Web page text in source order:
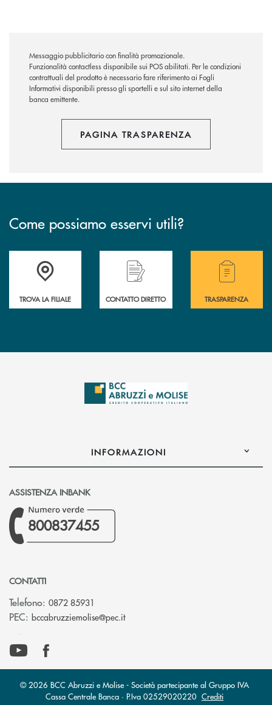
Messaggio pubblicitario con finalità promozionale.
Funzionalità contactless disponibile sui POS abilitati. Per le condizioni
contrattuali del prodotto è necessario fare riferimento ai Fogli
Informativi disponibili presso gli sportelli e sul sito internet della
banca emittente.
PAGINA TRASPARENZA
Come possiamo esservi utili?
Accedi all' elenco completo delle filiali .
TROVA LA FILIALE CONTATTO DIRETTO
Hai bisogno di
TRASPARENZA
INFORMAZIONI
ASSISTENZA INBANK
800837455
CONTATTI
Telefono: 0872 85931
PEC: bccabruzziemolise@pec.it(si apre l’app di posta elettronica)
© 2026 BCC Abruzzi e Molise - Società partecipante al Gruppo IVA
Cassa Centrale Banca · P.Iva 02529020220 Crediti